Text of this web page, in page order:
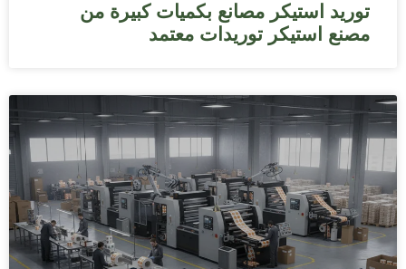
توريد استيكر مصانع بكميات كبيرة من
مصنع استيكر توريدات معتمد